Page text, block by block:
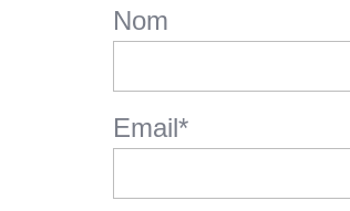
Nom
Email*